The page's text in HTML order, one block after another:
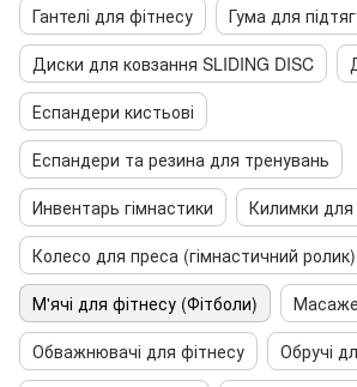
Гантелі для фітнесу
Гума для
Диски для ковзання SLIDING DISC
Еспандери кистьові
Еспандери та резина для тренувань
Инвентарь гімнастики
Килимки для
Колесо для преса (гімнастичний ролик)
М'ячі для фітнесу (Фітболи)
Обважнювачі для фітнесу
Обручі